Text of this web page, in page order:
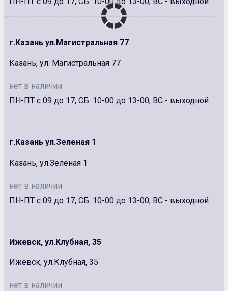
г.Казань ул.Магистральная 77
Казань, ул. Магистральная 77
нет в наличии
ПН-ПТ с 09 до 17, СБ. 10-00 до 13-00, ВС - выходной
г.Казань ул.Зеленая 1
Казань, ул.Зеленая 1
нет в наличии
ПН-ПТ с 09 до 17, СБ. 10-00 до 13-00, ВС - выходной
Ижевск, ул.Клубная, 35
Ижевск, ул.Клубная, 35
нет в наличии